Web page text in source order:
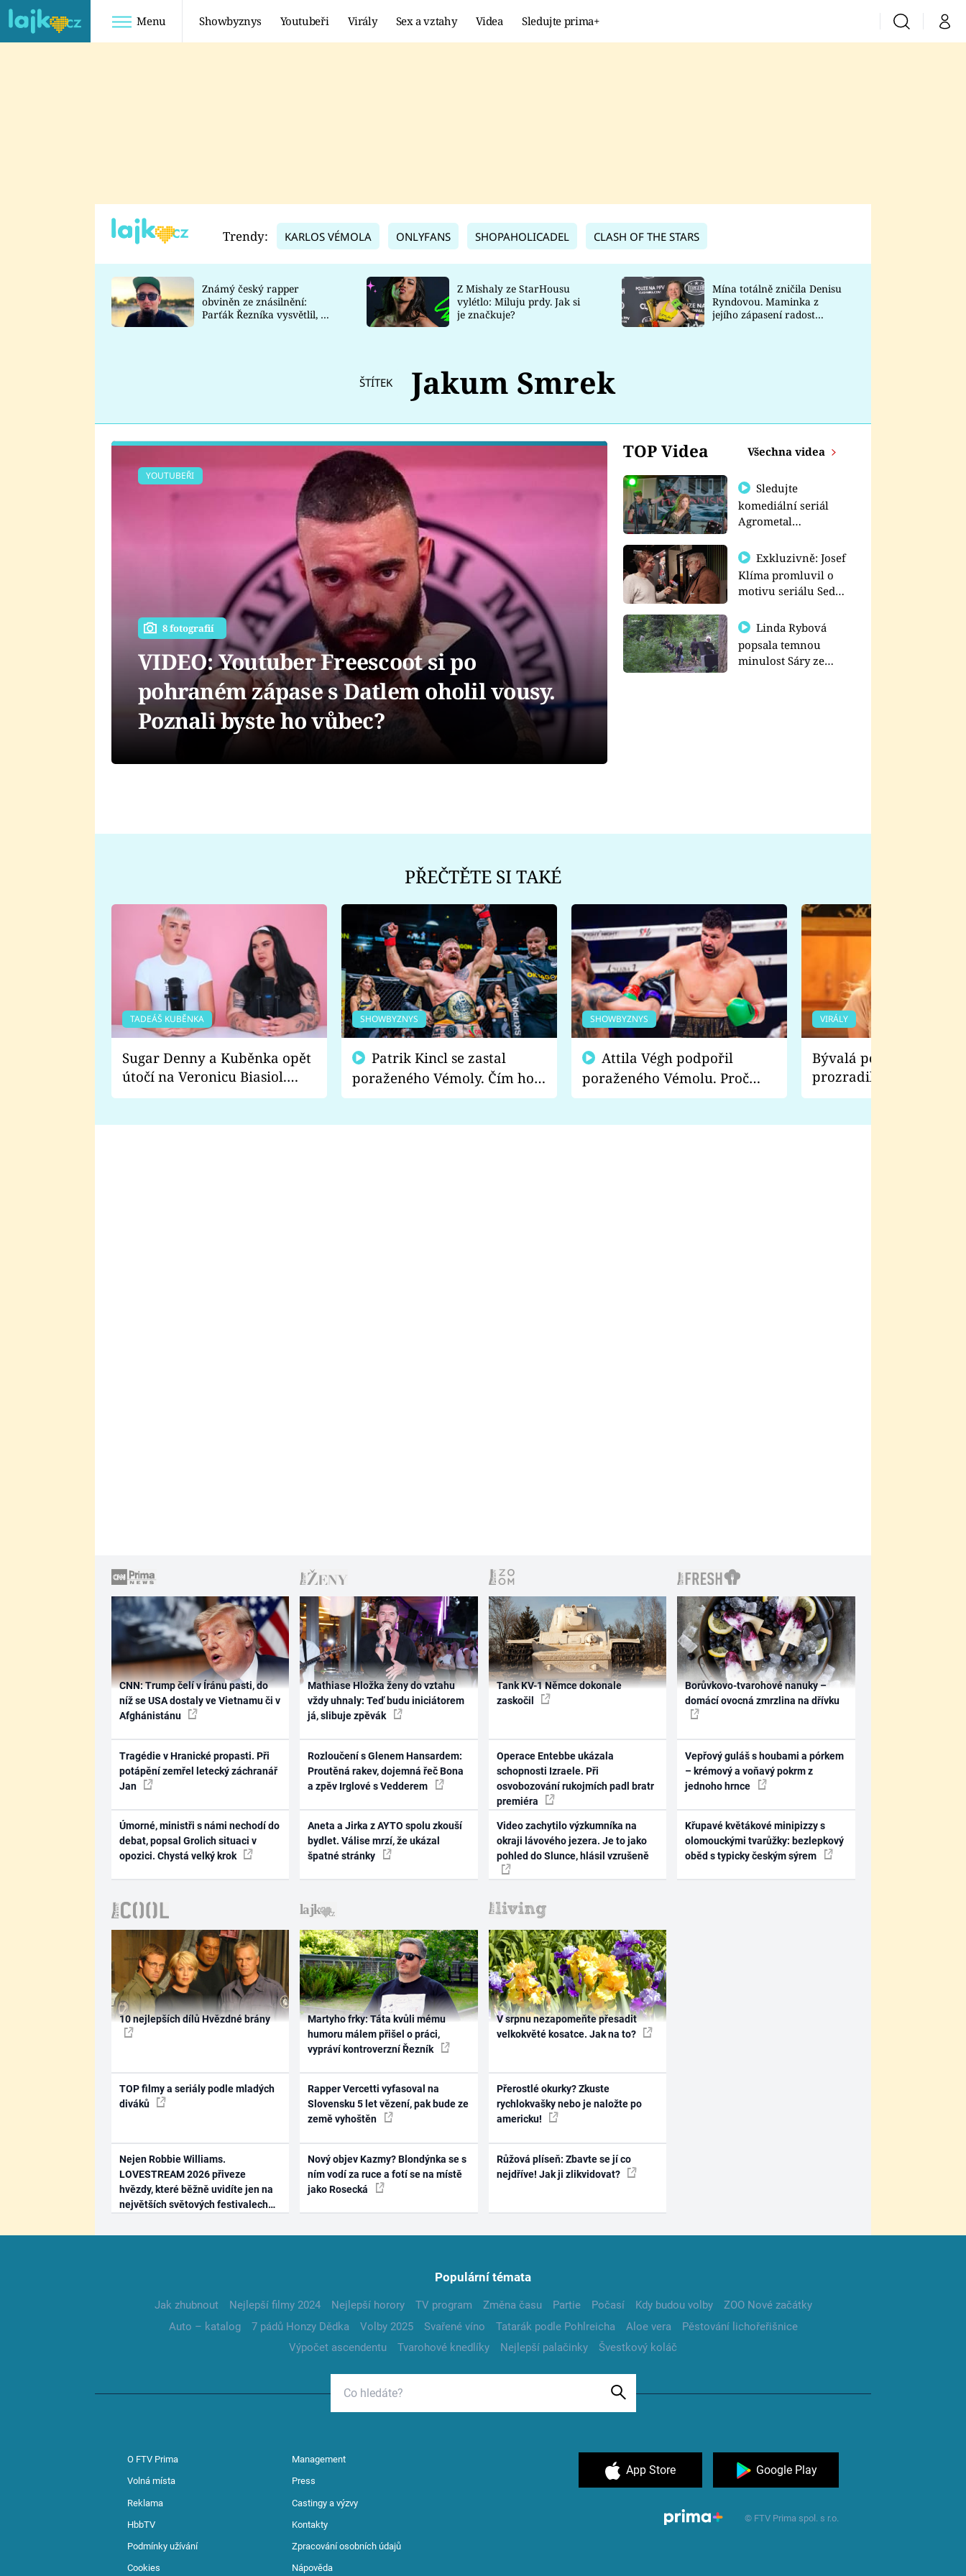
Menu Showbyznys Youtubeři Virály Sex a vztahy Videa Sledujte prima+ VyhledáváníMůj
TADEÁŠ KUBĚNKA
DATEL
Prima Lajk
Sledujte nás
Trendy: KARLOS VÉMOLA ONLYFANS SHOPAHOLICADEL CLASH OF THE STARS
Známý český rapper
obviněn ze znásilnění:
Parťák Řezníka vysvětlil, co
Z Mishaly ze StarHousu
vylétlo: Miluju prdy. Jak si
je značkuje?
Mína totálně zničila Denisu
Ryndovou. Maminka z
jejího zápasení radost
ŠTÍTEK Jakum Smrek
TOP Videa Všechna videa
Sledujte
komediální seriál
Agrometal
prima+
Exkluzivně: Josef
Klíma promluvil o
motivu seriálu Sedm
Linda Rybová
popsala temnou
minulost Sáry ze
YOUTUBEŘI
8 fotografií
VIDEO: Youtuber Freescoot si po
pohraném zápase s Datlem oholil vousy.
Poznali byste ho vůbec?
PŘEČTĚTE SI TAKÉ
TADEÁŠ KUBĚNKA
Sugar Denny a Kuběnka opět
útočí na Veronicu Biasiol.
Proč je podle nich falešná a
SHOWBYZNYS
poraženého Vémoly. Čím ho
fanoušci naštvali?
SHOWBYZNYS
poraženého Vémolu. Proč
chce raději zápasit s ním než
VIRÁLY
Bývalá pornoherečka
prozradila, co ji
natáčení Euforie.
CNN: Trump čelí v Íránu pasti, do
níž se USA dostaly ve Vietnamu či v
Afghánistánu
Tragédie v Hranické propasti. Při
potápění zemřel letecký záchranář
Jan
Úmorné, ministři s námi nechodí do
debat, popsal Grolich situaci v
opozici. Chystá velký krok
Mathiase Hložka ženy do vztahu
vždy uhnaly: Teď budu iniciátorem
já, slibuje zpěvák
Rozloučení s Glenem Hansardem:
Proutěná rakev, dojemná řeč Bona
a zpěv Irglové s Vedderem
Aneta a Jirka z AYTO spolu zkouší
bydlet. Válise mrzí, že ukázal
špatné stránky
Tank KV-1 Němce dokonale
zaskočil
Operace Entebbe ukázala
schopnosti Izraele. Při
osvobozování rukojmích padl bratr
premiéra
Video zachytilo výzkumníka na
okraji lávového jezera. Je to jako
pohled do Slunce, hlásil vzrušeně
Borůvkovo-tvarohové nanuky –
domácí ovocná zmrzlina na dřívku
Vepřový guláš s houbami a pórkem
– krémový a voňavý pokrm z
jednoho hrnce
Křupavé květákové minipizzy s
olomouckými tvarůžky: bezlepkový
oběd s typicky českým sýrem
10 nejlepších dílů Hvězdné brány
TOP filmy a seriály podle mladých
diváků
Nejen Robbie Williams.
LOVESTREAM 2026 přiveze
hvězdy, které běžně uvidíte jen na
největších světových festivalech
Martyho frky: Táta kvůli mému
humoru málem přišel o práci,
vypráví kontroverzní Řezník
Rapper Vercetti vyfasoval na
Slovensku 5 let vězení, pak bude ze
země vyhoštěn
Nový objev Kazmy? Blondýnka se s
ním vodí za ruce a fotí se na místě
jako Rosecká
V srpnu nezapomeňte přesadit
velkokvěté kosatce. Jak na to?
Přerostlé okurky? Zkuste
rychlokvašky nebo je naložte po
americku!
Růžová plíseň: Zbavte se jí co
nejdříve! Jak ji zlikvidovat?
Populární témata
Jak zhubnout Nejlepší filmy 2024 Nejlepší horory TV program Změna času Partie Počasí Kdy budou volby
ZOO Nové začátky
Auto – katalog
7 pádů Honzy Dědka Volby 2025 Svařené víno Tatarák podle Pohlreicha Aloe vera
Pěstování lichořeřišnice
Výpočet ascendentu
Tvarohové knedlíky Nejlepší palačinky Švestkový koláč
O FTV Prima Management
Volná místa Press
Reklama Castingy a výzvy
HbbTV Kontakty
Podmínky užívání Zpracování osobních údajů
Cookies Nápověda
App Store Google Play
© FTV Prima spol. s r.o.